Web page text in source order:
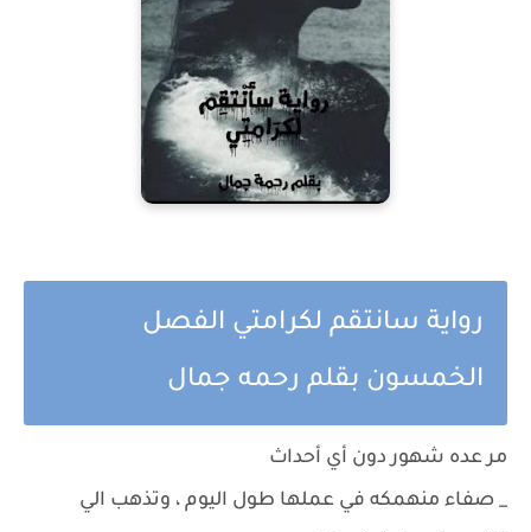
رواية سانتقم لكرامتي الفصل
الخمسون بقلم رحمه جمال
مر عده شهور دون أي أحداث
_ صفاء منهمكه في عملها طول اليوم ، وتذهب الي